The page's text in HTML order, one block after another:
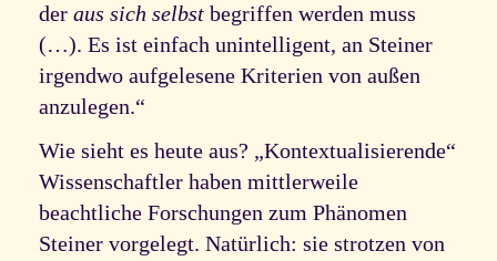
der aus sich selbstbegriffen werden muss
(…). Es ist einfach unintelligent, an Steiner
irgendwo aufgelesene Kriterien von außen
anzulegen.“
Wie sieht es heute aus? „Kontextualisierende“
Wissenschaftler haben mittlerweile
beachtliche Forschungen zum Phänomen
Steiner vorgelegt. Natürlich: sie strotzen von